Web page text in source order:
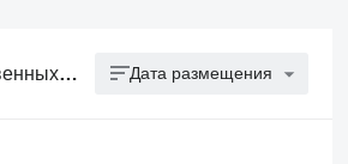
Дата размещения